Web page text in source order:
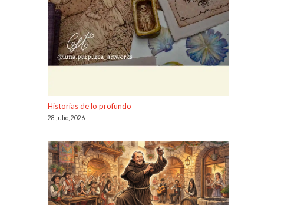
Historias de lo profundo
28 julio, 2026